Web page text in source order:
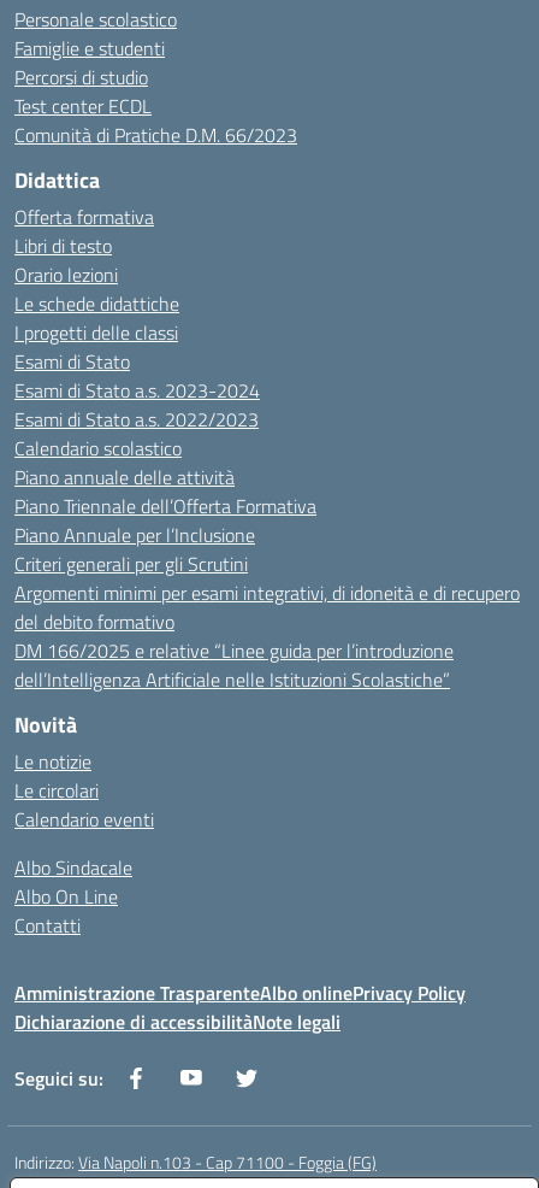
Personale scolastico
Famiglie e studenti
Percorsi di studio
Test center ECDL
Comunità di Pratiche D.M. 66/2023
Didattica
Offerta formativa
Libri di testo
Orario lezioni
Le schede didattiche
I progetti delle classi
Esami di Stato
Esami di Stato a.s. 2023-2024
Esami di Stato a.s. 2022/2023
Calendario scolastico
Piano annuale delle attività
Piano Triennale dell’Offerta Formativa
Piano Annuale per l’Inclusione
Criteri generali per gli Scrutini
Argomenti minimi per esami integrativi, di idoneità e di recupero
del debito formativo
DM 166/2025 e relative “Linee guida per l’introduzione
dell’Intelligenza Artificiale nelle Istituzioni Scolastiche”
Novità
Le notizie
Le circolari
Calendario eventi
Albo Sindacale
Albo On Line
Contatti
Amministrazione TrasparenteAlbo onlinePrivacy Policy
Dichiarazione di accessibilitàNote legali
Seguici su:
Indirizzo:Via Napoli n.103 - Cap 71100 - Foggia (FG)